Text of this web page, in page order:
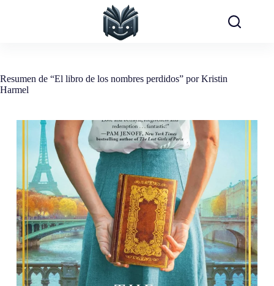
Resumen de “El libro de los nombres perdidos” por Kristin
Harmel